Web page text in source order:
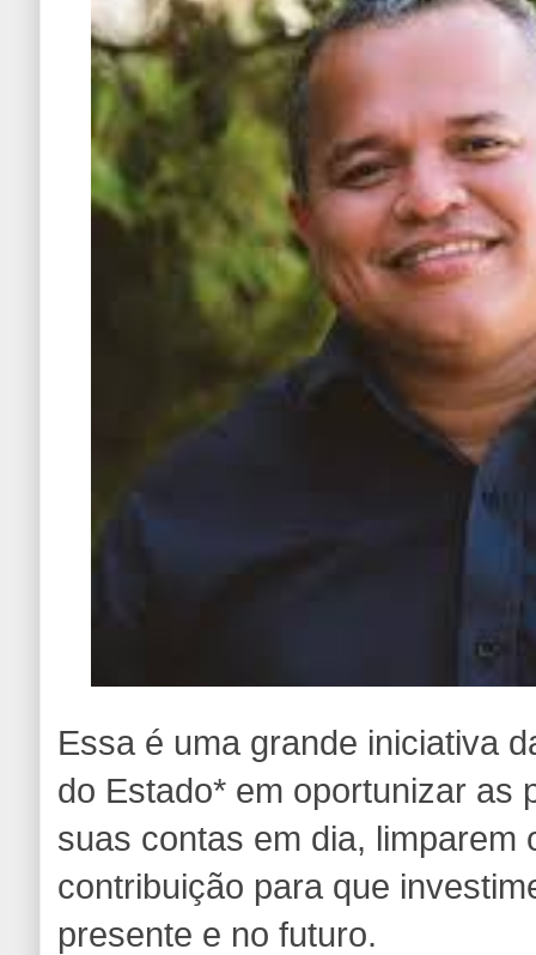
Essa é uma grande iniciativa
do Estado* em oportunizar as
suas contas em dia, limparem
contribuição para que
presente e no futuro.